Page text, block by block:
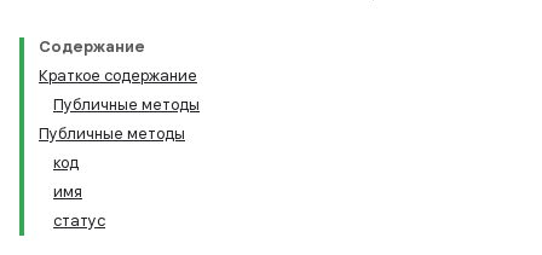
Содержание
Краткое содержание
Публичные методы
Публичные методы
код
имя
статус